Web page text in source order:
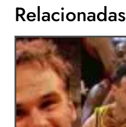
Relacionadas